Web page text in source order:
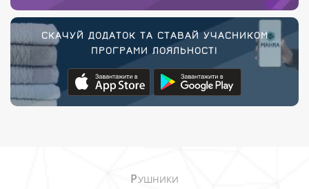
СКАЧУЙ ДОДАТОК ТА СТАВАЙ УЧАСНИКОМ
ПРОГРАМИ ЛОЯЛЬНОСТІ
РУШНИКИ